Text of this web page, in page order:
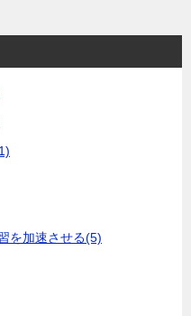
を加速させる(5)